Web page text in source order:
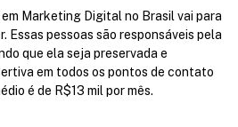
Marketing Digital no Brasil vai para
Essas pessoas são responsáveis pela
que ela seja preservada e
em todos os pontos de contato
é de R$13 mil por mês.